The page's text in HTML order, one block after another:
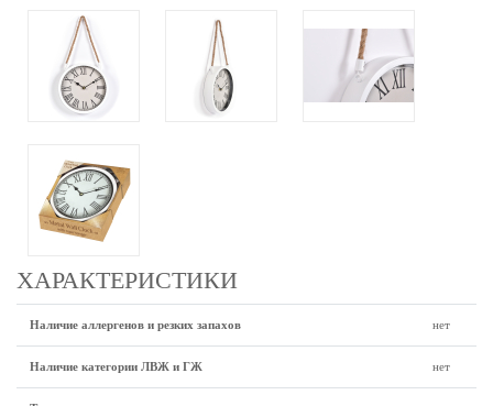
ХАРАКТЕРИСТИКИ
Наличие аллергенов и резких запахов нет
Наличие категории ЛВЖ и ГЖ нет